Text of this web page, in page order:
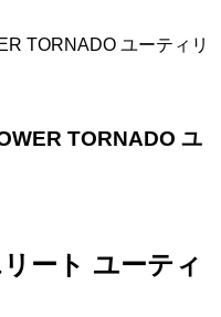
TORNADO ユ
ート ユーティ